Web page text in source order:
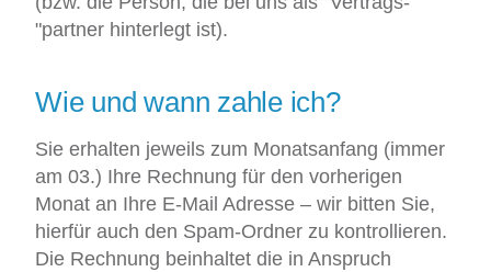
"partner hinterlegt ist).
Wie und wann zahle ich?
Sie erhalten jeweils zum Monatsanfang (immer
am 03.) Ihre Rechnung für den vorherigen
Monat an Ihre E-Mail Adresse – wir bitten Sie,
hierfür auch den Spam-Ordner zu kontrollieren.
Die Rechnung beinhaltet die in Anspruch